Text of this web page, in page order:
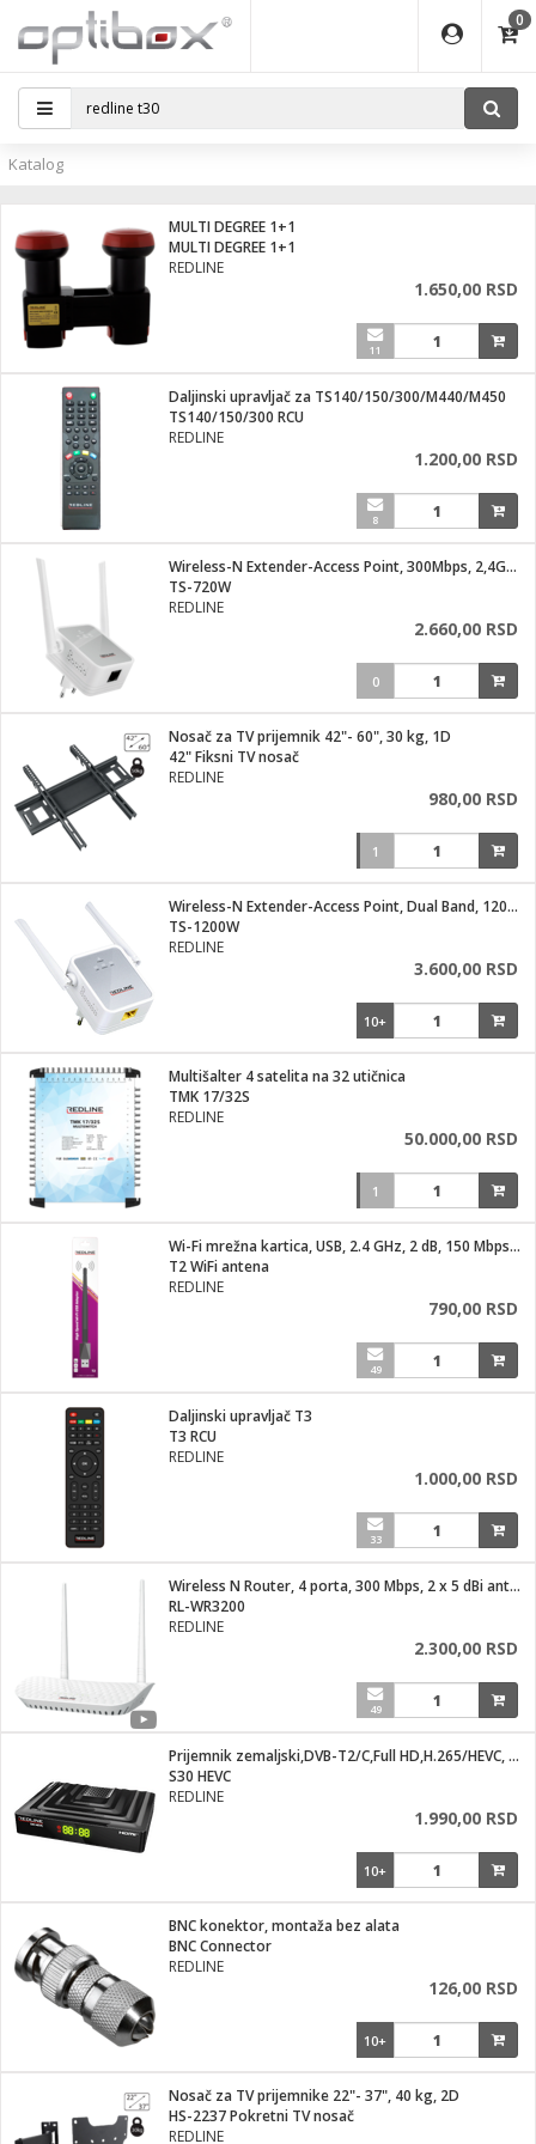
0
table
kafu
Vitrine
pribor
i pribor
pribor
svetla
grla
materijal
i kutije
i oprema
- Analogija
- IP
IP kamere
brave
oprema
Katalog
MULTI DEGREE 1+1
MULTI DEGREE 1+1
REDLINE
1.650,00 RSD
11
Daljinski upravljač za TS140/150/300/M440/M450
TS140/150/300 RCU
REDLINE
1.200,00 RSD
8
Wireless-N Extender-Access Point, 300Mbps, 2,4GHz
TS-720W
REDLINE
2.660,00 RSD
0
Nosač za TV prijemnik 42"- 60", 30 kg, 1D
42" Fiksni TV nosač
REDLINE
980,00 RSD
1
Wireless-N Extender-Access Point, Dual Band, 1200Mbps
TS-1200W
REDLINE
3.600,00 RSD
10+
Multišalter 4 satelita na 32 utičnica
TMK 17/32S
REDLINE
50.000,00 RSD
1
Wi-Fi mrežna kartica, USB, 2.4 GHz, 2 dB, 150 Mbps, RT7601
T2 WiFi antena
REDLINE
790,00 RSD
49
Daljinski upravljač T3
T3 RCU
REDLINE
1.000,00 RSD
33
Wireless N Router, 4 porta, 300 Mbps, 2 x 5 dBi antena
RL-WR3200
REDLINE
2.300,00 RSD
49
Prijemnik zemaljski,DVB-T2/C,Full HD,H.265/HEVC, WiFi
S30 HEVC
REDLINE
1.990,00 RSD
10+
BNC konektor, montaža bez alata
BNC Connector
REDLINE
126,00 RSD
10+
Nosač za TV prijemnike 22"- 37", 40 kg, 2D
HS-2237 Pokretni TV nosač
REDLINE